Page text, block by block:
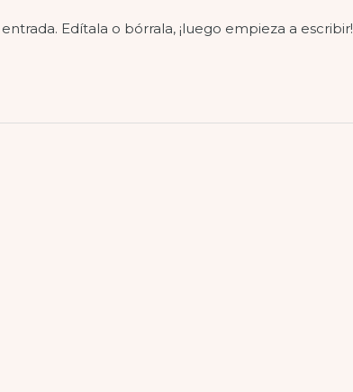
Edítala o bórrala, ¡luego empieza a escribir!